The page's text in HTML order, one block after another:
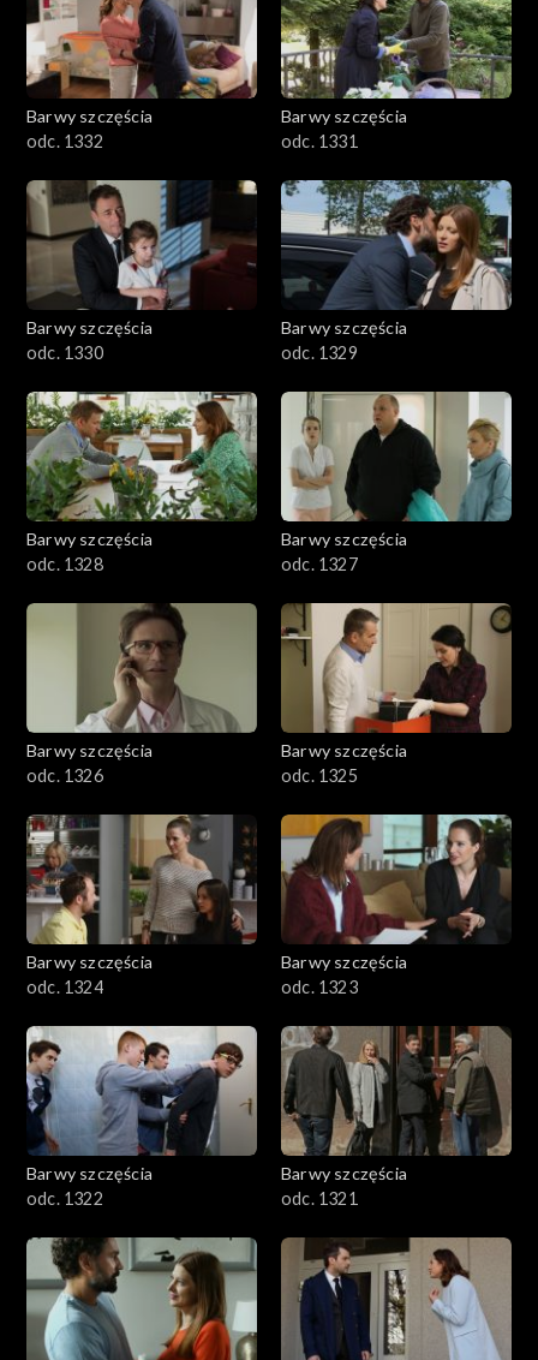
Barwy szczęścia
odc. 1332
Barwy szczęścia
odc. 1331
Barwy szczęścia
odc. 1330
Barwy szczęścia
odc. 1329
Barwy szczęścia
odc. 1328
Barwy szczęścia
odc. 1327
Barwy szczęścia
odc. 1326
Barwy szczęścia
odc. 1325
Barwy szczęścia
odc. 1324
Barwy szczęścia
odc. 1323
Barwy szczęścia
odc. 1322
Barwy szczęścia
odc. 1321